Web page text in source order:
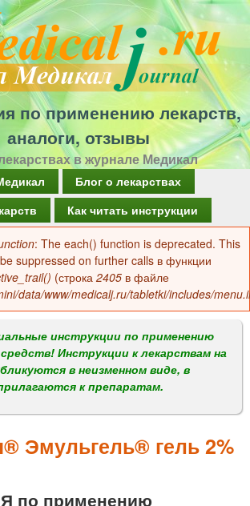
Перейти
к
основному
содержанию
по применению лекарств,
аналоги, отзывы
в журнале Медикал
Блог о лекарствах
Как читать инструкции
: The each() function is deprecated. This
suppressed on further calls в функции
(строка 2405 в файле
data/www/medicalj.ru/tabletki/includes/
инструкции по применению
Инструкции к лекарствам на
в неизменном виде, в
к препаратам.
Эмульгель® гель 2%
по применению